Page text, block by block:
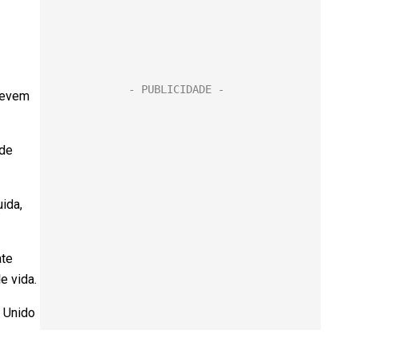
vida.